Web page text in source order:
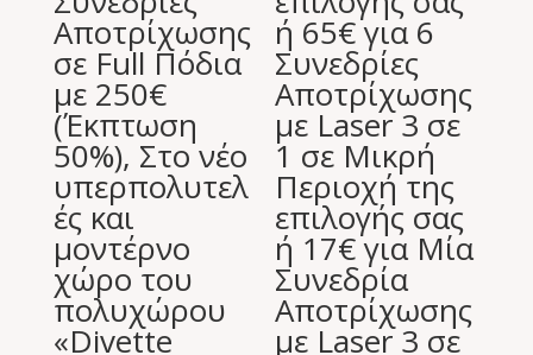
Αποτρίχωσης
σε Full Πόδια
με 250€
(Έκπτωση
50%), Στο νέο
υπερπολυτελ
ές και
μοντέρνο
χώρο του
πολυχώρου
«Divette
ή 65€ για 6
Συνεδρίες
Αποτρίχωσης
με Laser 3 σε
1 σε Μικρή
Περιοχή της
επιλογής σας
ή 17€ για Μία
Συνεδρία
Αποτρίχωσης
με Laser 3 σε